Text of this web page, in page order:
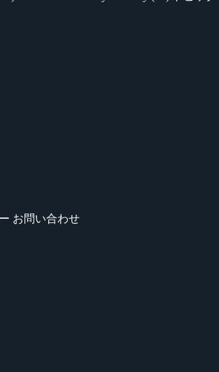
お問い合わせ